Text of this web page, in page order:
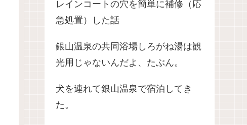
レインコートの穴を簡単に補修（応
急処置）した話
銀山温泉の共同浴場しろがね湯は観
光用じゃないんだよ、たぶん。
犬を連れて銀山温泉で宿泊してき
た。